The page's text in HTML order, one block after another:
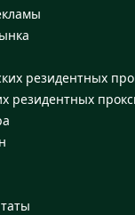
резидентных
резидентных